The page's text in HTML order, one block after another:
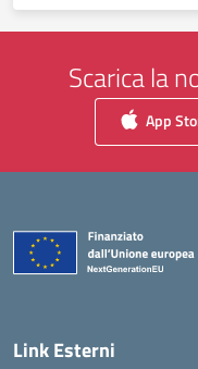
Scarica la
App
Link Esterni